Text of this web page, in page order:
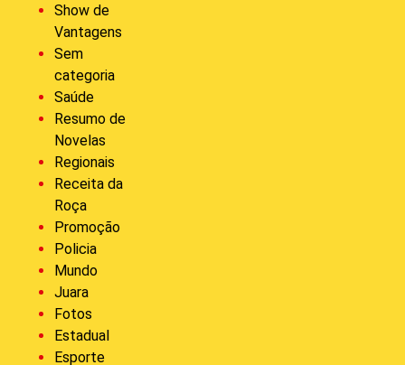
Show de
Vantagens
Sem
categoria
Saúde
Resumo de
Novelas
Regionais
Receita da
Roça
Promoção
Policia
Mundo
Juara
Fotos
Estadual
Esporte